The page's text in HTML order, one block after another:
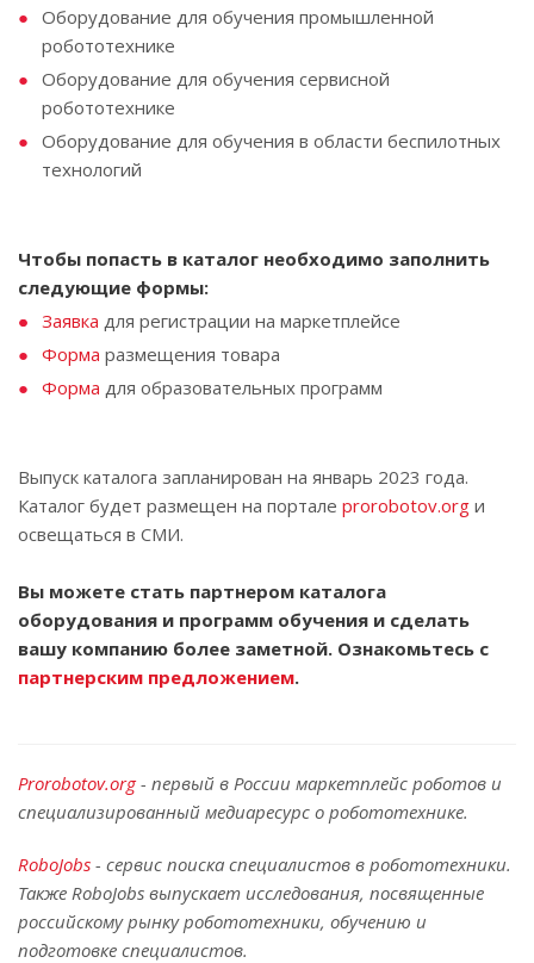
Оборудование для обучения промышленной
робототехнике
Оборудование для обучения сервисной
робототехнике
Оборудование для обучения в области беспилотных
технологий
Чтобы попасть в каталог необходимо заполнить
следующие формы:
Заявка для регистрации на маркетплейсе
Форма размещения товара
Форма для образовательных программ
Выпуск каталога запланирован на январь 2023 года.
Каталог будет размещен на портале prorobotov.org и
освещаться в СМИ.
Вы можете стать партнером каталога
оборудования и программ обучения и сделать
вашу компанию более заметной. Ознакомьтесь с
партнерским предложением.
Prorobotov.org- первый в России маркетплейс роботов и
специализированный медиаресурс о робототехнике.
RoboJobs - сервис поиска специалистов в робототехники.
Также RoboJobs выпускает исследования, посвященные
российскому рынку робототехники, обучению и
подготовке специалистов.